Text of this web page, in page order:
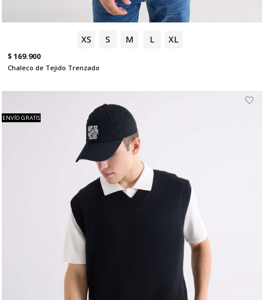
XS S M L XL
$ 169.900
Chaleco de Tejido Trenzado
ENVÍO GRATIS